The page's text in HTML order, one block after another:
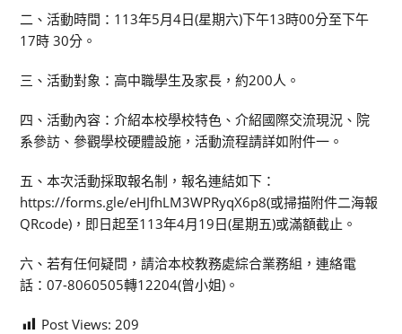
二、活動時間：113年5月4日(星期六)下午13時00分至下午
17時 30分。
三、活動對象：高中職學生及家長，約200人。
四、活動內容：介紹本校學校特色、介紹國際交流現況、院
系參訪、參觀學校硬體設施，活動流程請詳如附件一。
五、本次活動採取報名制，報名連結如下：
https://forms.gle/eHJfhLM3WPRyqX6p8(或掃描附件二海報
QRcode)，即日起至113年4月19日(星期五)或滿額截止。
六、若有任何疑問，請洽本校教務處綜合業務組，連絡電
話：07-8060505轉12204(曾小姐)。
Post Views: 209